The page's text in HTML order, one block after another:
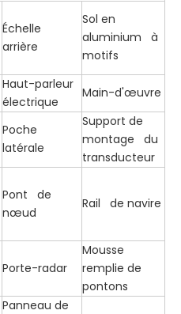
Échelle
arrière
Sol en
aluminium à
motifs
Haut-parleur
électrique
Main-d'œuvre
Poche
latérale
Support de
montage du
transducteur
Pont de
nœud
Rail de navire
Porte-radar
Mousse
remplie de
pontons
Panneau de